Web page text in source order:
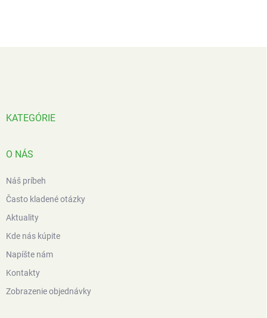
KATEGÓRIE
O NÁS
Náš príbeh
Často kladené otázky
Aktuality
Kde nás kúpite
Napíšte nám
Kontakty
Zobrazenie objednávky